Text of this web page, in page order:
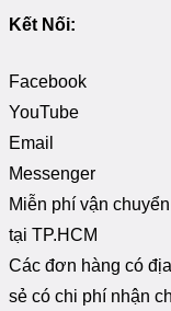
Kết Nối:
Facebook
YouTube
Email
Messenger
Miễn phí vận
tại TP.HCM
Các đơn hàng có
sẻ có chi phí nhận